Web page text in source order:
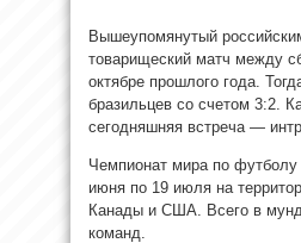
Вышеупомянутый
товарищеский матч между
октябре прошлого года.
бразильцев со счетом 3:2.
сегодняшняя встреча —
Чемпионат мира по футболу
июня по 19 июля на
Канады и США. Всего в
команд.